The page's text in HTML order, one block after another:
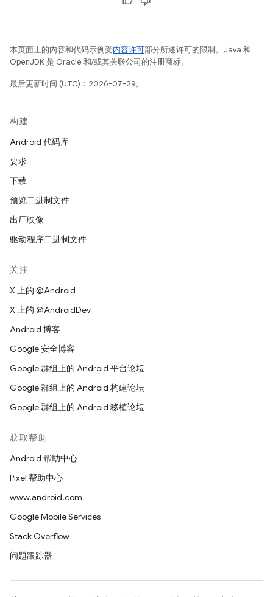
本页面上的内容和代码示例受内容许可部分所述许可的限制。Java 和
OpenJDK 是 Oracle 和/或其关联公司的注册商标。
最后更新时间 (UTC)：2026-07-29。
构建
Android 代码库
要求
下载
预览二进制文件
出厂映像
驱动程序二进制文件
关注
X 上的 @Android
X 上的 @AndroidDev
Android 博客
Google 安全博客
Google 群组上的 Android 平台论坛
Google 群组上的 Android 构建论坛
Google 群组上的 Android 移植论坛
获取帮助
Android 帮助中心
Pixel 帮助中心
www.android.com
Google Mobile Services
Stack Overflow
问题跟踪器